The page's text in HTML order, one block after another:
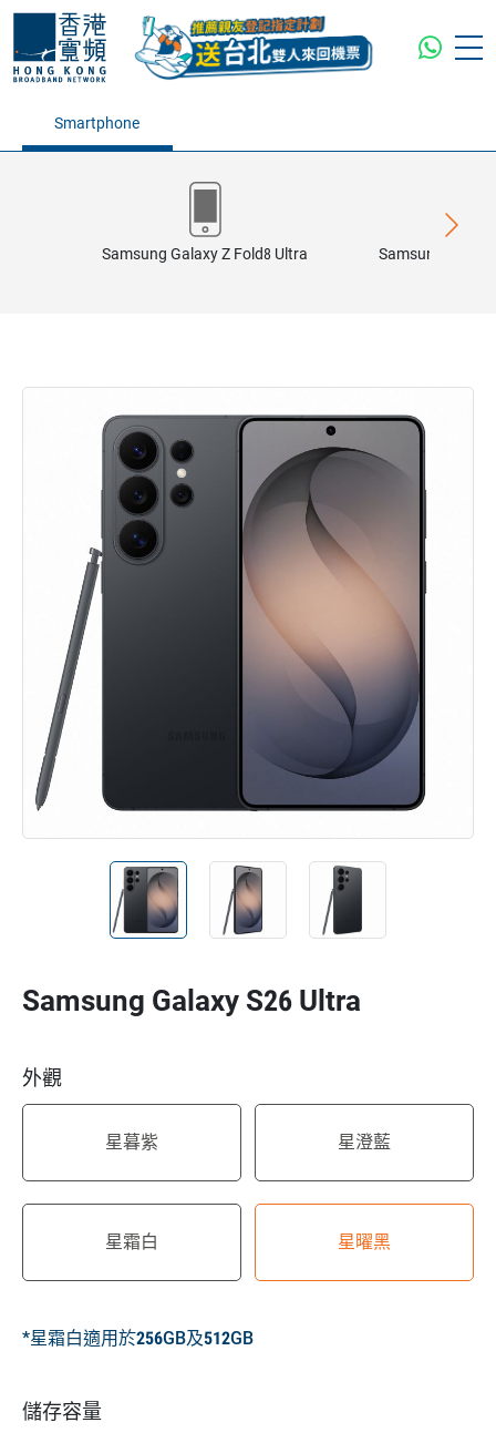
Smartphone
Samsung Galaxy Z Fold8 Ultra Samsung
Samsung Galaxy S26 Ultra
外觀
星暮紫 星澄藍
星霜白 星曜黑
*星霜白適用於256GB及512GB
儲存容量